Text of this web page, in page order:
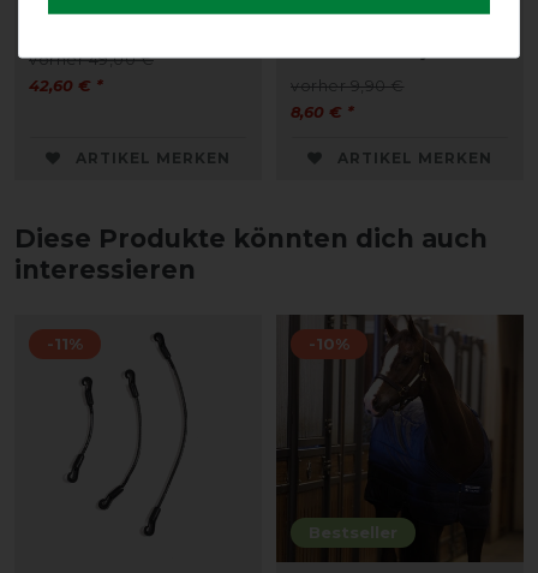
vorher 49,00 €
42,60 € *
ARTIKEL MERKEN
vorher 9,90 €
8,60 € *
ARTIKEL MERKEN
Diese Produkte könnten dich auch
interessieren
-11%
Bestseller
-10%